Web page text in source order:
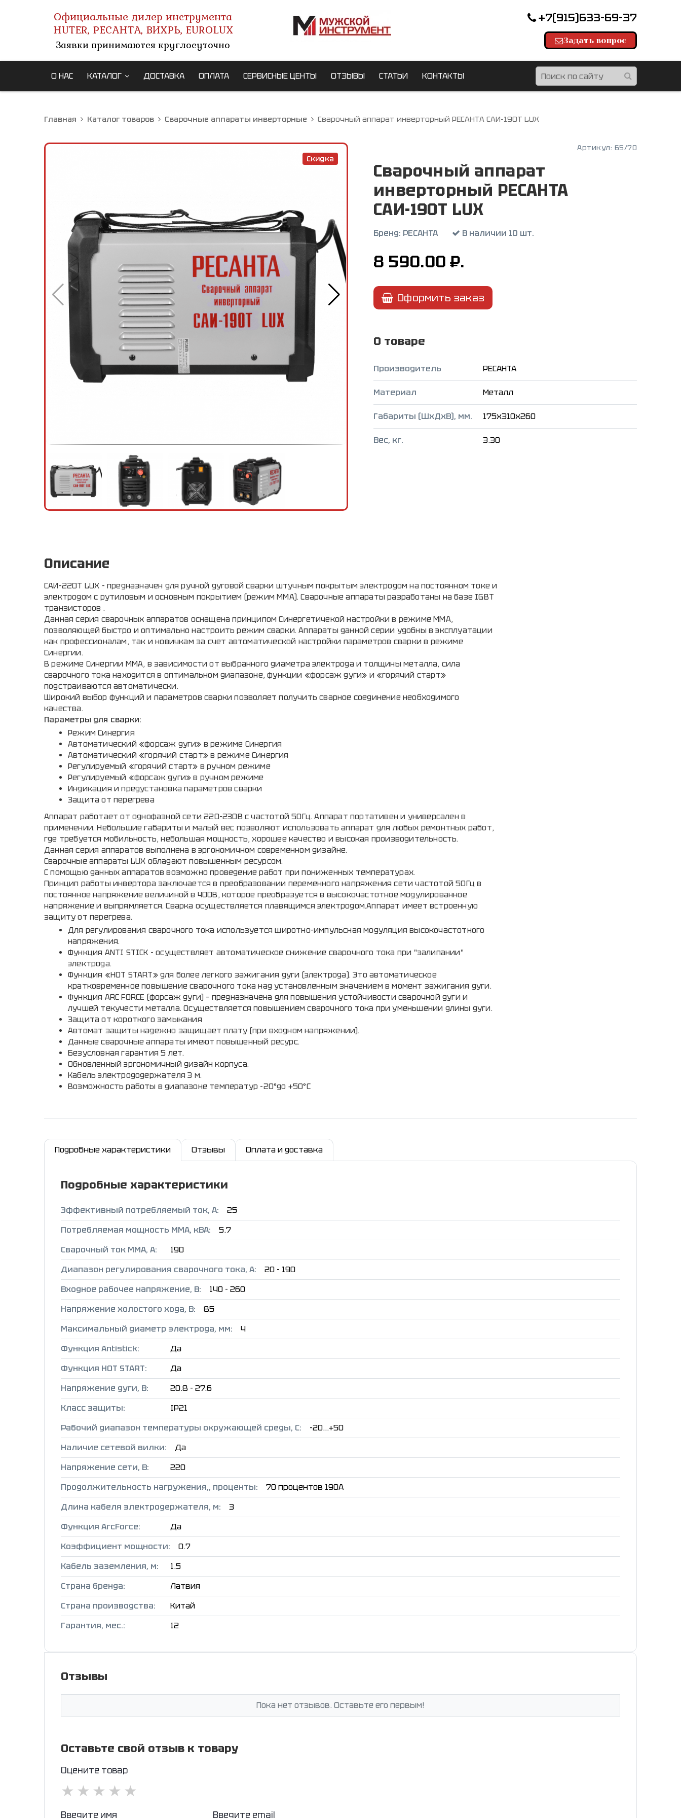
Официальные дилер инструмента
HUTER, РЕСАНТА, ВИХРЬ, EUROLUX
Заявки принимаются круглосуточно
+7(915)633-69-37
Задать вопрос
О НАС КАТАЛОГ ДОСТАВКА ОПЛАТА СЕРВИСНЫЕ ЦЕНТЫ ОТЗЫВЫ СТАТЬИ КОНТАКТЫ
Главная Каталог товаров Сварочные аппараты инверторные Сварочный аппарат инверторный РЕСАНТА САИ-190T LUX
Скидка
Артикул: 65/70
Сварочный аппарат
инверторный РЕСАНТА
САИ-190T LUX
Бренд: РЕСАНТА В наличии 10 шт.
8 590.00 ₽.
Оформить заказ
О товаре
Производитель РЕСАНТА
Материал Металл
Габариты (ШxДxВ), мм. 175x310x260
Вес, кг. 3.30
Описание
САИ-220T LUX - предназначен для ручной дуговой сварки штучным покрытым электродом на постоянном токе и
электродом с рутиловым и основным покрытием (режим ММА). Сварочные аппараты разработаны на базе IGBT
транзисторов .
Данная серия сварочных аппаратов оснащена принципом Синергетичекой настройки в режиме ММА,
позволяющей быстро и оптимально настроить режим сварки. Аппараты данной серии удобны в эксплуатации
как профессионалам, так и новичкам за счет автоматической настройки параметров сварки в режиме
Синергии.
В режиме Синергии ММА, в зависимости от выбранного диаметра электрода и толщины металла, сила
сварочного тока находится в оптимальном диапазоне, функции «форсаж дуги» и «горячий старт»
подстраиваются автоматически.
Широкий выбор функций и параметров сварки позволяет получить сварное соединение необходимого
качества.
Параметры для сварки:
Режим Синергия
Автоматический «форсаж дуги» в режиме Синергия
Автоматический «горячий старт» в режиме Синергия
Регулируемый «горячий старт» в ручном режиме
Регулируемый «форсаж дуги» в ручном режиме
Индикация и предустановка параметров сварки
Защита от перегрева
Аппарат работает от однофазной сети 220-230В с частотой 50Гц. Аппарат портативен и универсален в
применении. Небольшие габариты и малый вес позволяют использовать аппарат для любых ремонтных работ,
где требуется мобильность, небольшая мощность, хорошее качество и высокая производительность.
Данная серия аппаратов выполнена в эргономичном современном дизайне.
Сварочные аппараты LUX обладают повышенным ресурсом.
С помощью данных аппаратов возможно проведение работ при пониженных температурах.
Принцип работы инвертора заключается в преобразовании переменного напряжения сети частотой 50Гц в
постоянное напряжение величиной в 400В, которое преобразуется в высокочастотное модулированное
напряжение и выпрямляется. Сварка осуществляется плавящимся электродом.Аппарат имеет встроенную
защиту от перегрева.
Для регулирования сварочного тока используется широтно-импульсная модуляция высокочастотного
напряжения.
Функция ANTI STICK - осуществляет автоматическое снижение сварочного тока при "залипании"
электрода.
Функция «HOT START» для более легкого зажигания дуги (электрода). Это автоматическое
кратковременное повышение сварочного тока над установленным значением в момент зажигания дуги.
Функция ARC FORCE (форсаж дуги) – предназначена для повышения устойчивости сварочной дуги и
лучшей текучести металла. Осуществляется повышением сварочного тока при уменьшении длины дуги.
Защита от короткого замыкания
Автомат защиты надежно защищает плату (при входном напряжении).
Данные сварочные аппараты имеют повышенный ресурс.
Безусловная гарантия 5 лет.
Обновленный эргономичный дизайн корпуса.
Кабель электрододержателя 3 м.
Возможность работы в диапазоне температур -20°до +50°С
Подробные характеристики Отзывы Оплата и доставка
Подробные характеристики
Эффективный потребляемый ток, А:
25
Потребляемая мощность ММА, кВА:
5.7
Сварочный ток ММА, А:
190
Диапазон регулирования сварочного тока, А:
20 - 190
Входное рабочее напряжение, В:
140 - 260
Напряжение холостого хода, В:
85
Максимальный диаметр электрода, мм:
4
Функция Antistick:
Да
Функция HOT START:
Да
Напряжение дуги, В:
20.8 - 27.6
Класс защиты:
IP21
Рабочий диапазон температуры окружающей среды, C:
-20...+50
Наличие сетевой вилки:
Да
Напряжение сети, В:
220
Продолжительность нагружения,, проценты:
70 процентов 190A
Длина кабеля электродержателя, м:
3
Функция ArcForce:
Да
Коэффициент мощности:
0.7
Кабель заземления, м:
1.5
Страна бренда:
Латвия
Страна производства:
Китай
Гарантия, мес.:
12
Отзывы
Пока нет отзывов. Оставьте его первым!
Оставьте свой отзыв к товару
Оцените товар
★
★
★
★
★
Введите имя Введите email